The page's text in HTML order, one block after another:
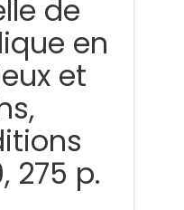
de
en
et
275 p.